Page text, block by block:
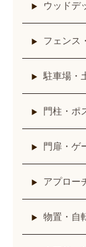
ウッドデ
フェンス
駐車場・
門柱・ポ
門扉・ゲ
アプロー
物置・自